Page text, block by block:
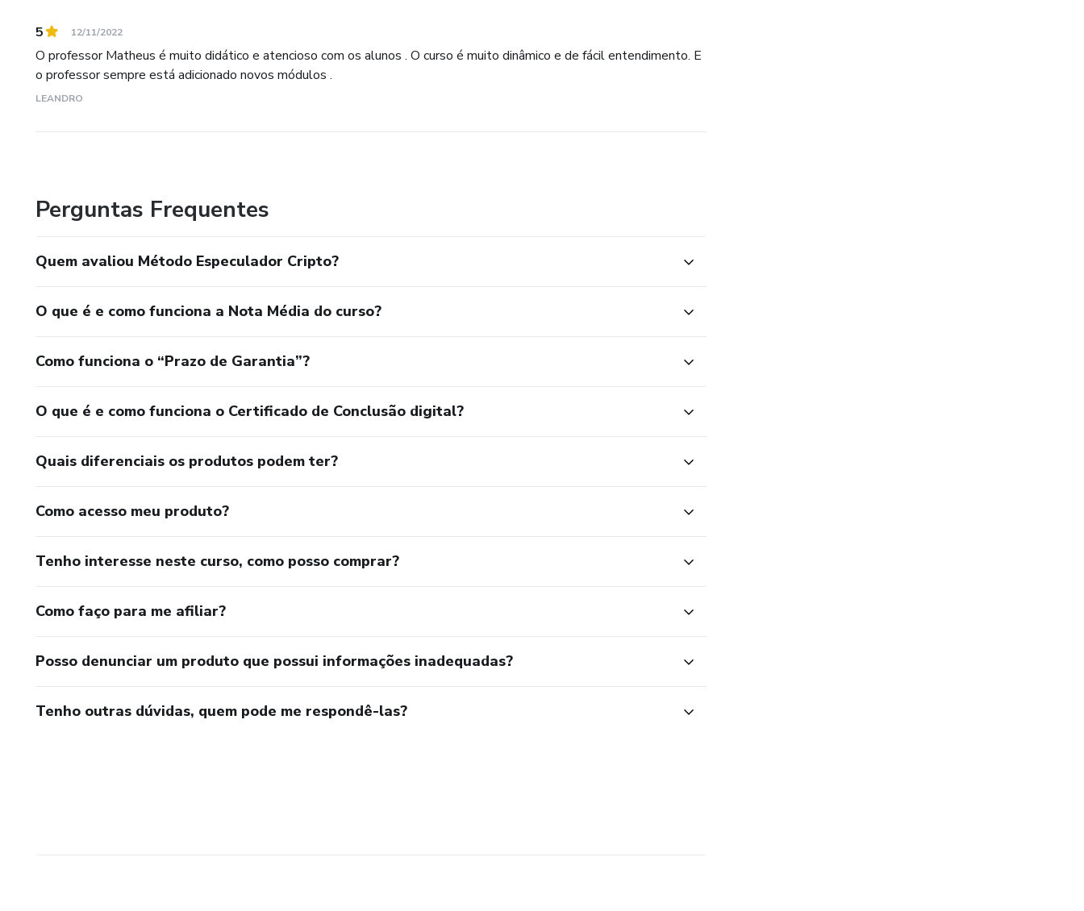
5 12/11/2022
O professor Matheus é muito didático e atencioso com os alunos . O curso é muito dinâmico e de fácil entendimento. E
o professor sempre está adicionado novos módulos .
LEANDRO
Perguntas Frequentes
Quem avaliou Método Especulador Cripto?
O que é e como funciona a Nota Média do curso?
Como funciona o “Prazo de Garantia”?
O que é e como funciona o Certificado de Conclusão digital?
Quais diferenciais os produtos podem ter?
Como acesso meu produto?
Tenho interesse neste curso, como posso comprar?
Como faço para me afiliar?
Posso denunciar um produto que possui informações inadequadas?
Tenho outras dúvidas, quem pode me respondê-las?